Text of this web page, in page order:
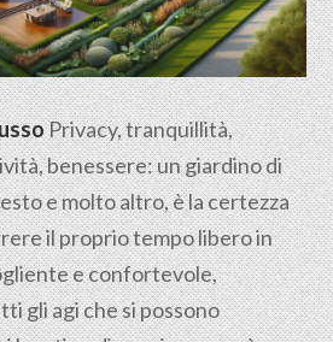
Privacy, tranquillità,
benessere: un giardino di
e molto altro, è la certezza
il proprio tempo libero in
e confortevole,
gli agi che si possono